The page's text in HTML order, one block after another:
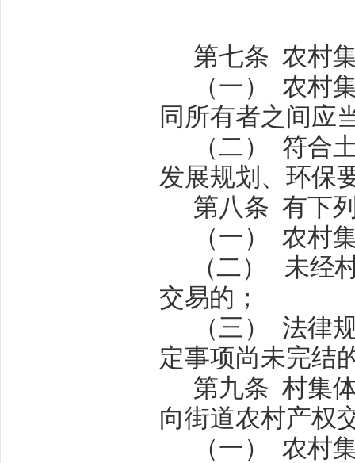
第七条 农村
（一）
农村
同所有者之间应
（二）
符合
发展规划、环保
第八条 有下
（一）
农村
（二）
未经
交易的；
（三）
法律
定事项尚未完结
第九条 村集
向街道农村产权
（一）
农村